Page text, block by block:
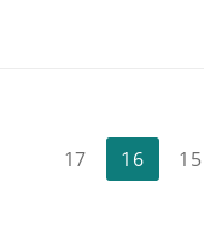
15
16
17